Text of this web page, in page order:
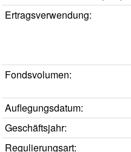
Ertragsverwendung:
Fondsvolumen:
Auflegungsdatum:
Geschäftsjahr:
Regulierungsart: